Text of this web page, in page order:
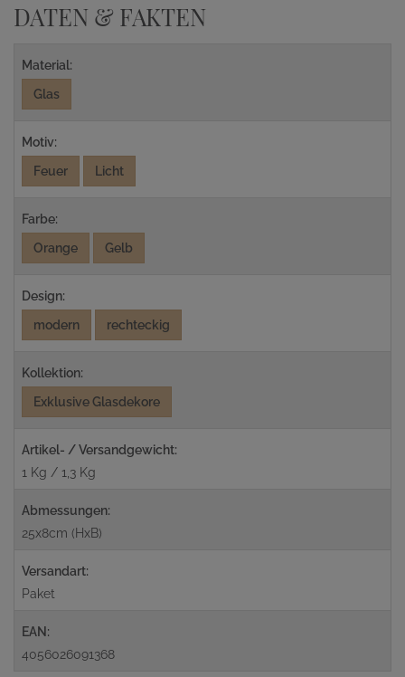
DATEN & FAKTEN
Material:
Glas
Motiv:
Feuer
Licht
Farbe:
Orange
Gelb
Design:
modern
rechteckig
Kollektion:
Exklusive Glasdekore
Artikel- / Versandgewicht:
1 Kg / 1,3 Kg
Abmessungen:
25x8cm (HxB)
Versandart:
Paket
EAN:
4056026091368